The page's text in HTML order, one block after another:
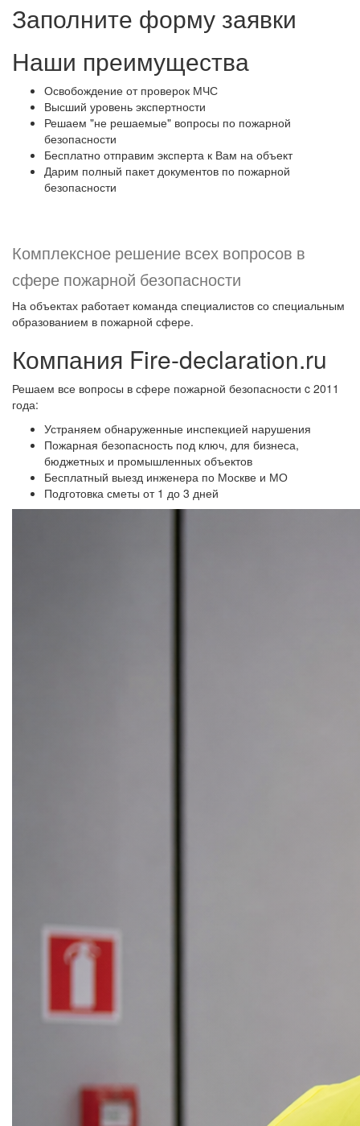
Заполните форму заявки
Наши преимущества
Освобождение от проверок МЧС
Высший уровень экспертности
Решаем "не решаемые" вопросы по пожарной
безопасности
Бесплатно отправим эксперта к Вам на объект
Дарим полный пакет документов по пожарной
безопасности
Комплексное решение всех вопросов в
сфере пожарной безопасности
На объектах работает команда специалистов со специальным
образованием в пожарной сфере.
Компания Fire-declaration.ru
Решаем все вопросы в сфере пожарной безопасности c 2011
года:
Устраняем обнаруженные инспекцией нарушения
Пожарная безопасность под ключ, для бизнеса,
бюджетных и промышленных объектов
Бесплатный выезд инженера по Москве и МО
Подготовка сметы от 1 до 3 дней